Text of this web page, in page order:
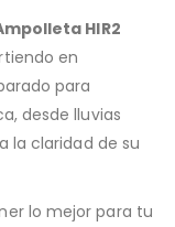
HIR2
en
para
desde lluvias
la claridad de su
lo mejor para tu